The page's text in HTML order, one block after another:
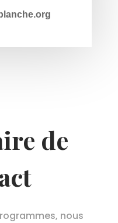
de
nous